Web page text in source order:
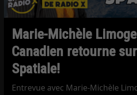
Marie-Michèle
Canadien retourne
Spatiale!
Entrevue avec Marie-Michèle